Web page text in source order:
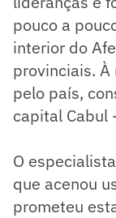
pouco a
interior do
provinciais.
pelo país,
capital Cabul
O
que acenou
prometeu